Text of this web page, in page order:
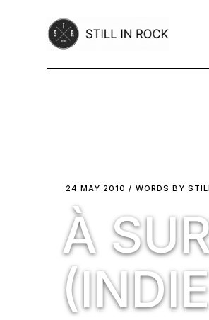
24 MAY 2010 WORDS BY
À